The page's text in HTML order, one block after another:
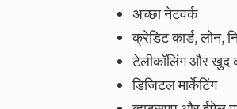
अच्छा नेटवर्क
क्रेडिट कार्ड, लोन,
टेलीकॉलिंग और खुद
डिजिटल मार्केटिंग